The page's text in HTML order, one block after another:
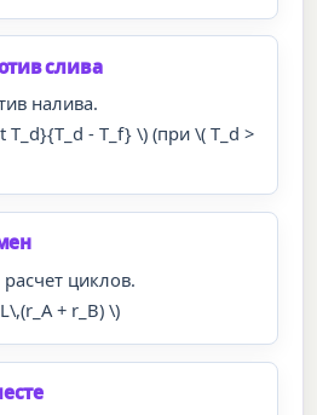
слива
налива.
- T_f} \) (при \( T_d >
циклов.
+ r_B) \)